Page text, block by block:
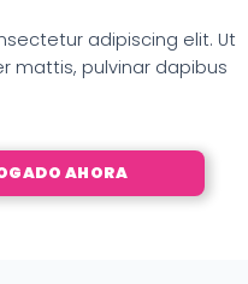
adipiscing elit. Ut
mattis, pulvinar dapibus
AHORA